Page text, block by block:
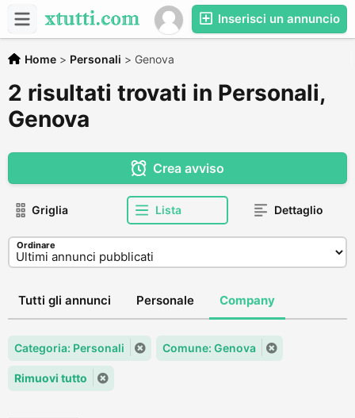
Inserisci un annuncio
Home > Personali > Genova
2 risultati trovati in Personali,
Genova
Crea avviso
Griglia Lista Dettaglio
Ordinare
Tutti gli annunci Personale Company
Categoria: Personali Comune: Genova
Rimuovi tutto